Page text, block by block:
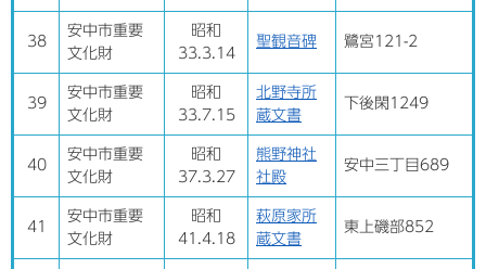
38
安中市重要
文化財
昭和
33.3.14
聖観音碑 鷺宮121-2
39
安中市重要
文化財
昭和
33.7.15
北野寺所
蔵文書
下後閑1249
40
安中市重要
文化財
昭和
37.3.27
熊野神社
社殿
安中三丁目689
41
安中市重要
文化財
昭和
41.4.18
萩原家所
蔵文書
東上磯部852